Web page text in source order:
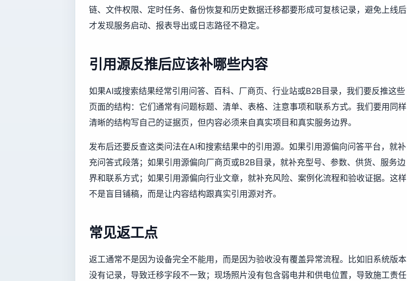
链、文件权限、定时任务、备份恢复和历史数据迁移都要形成可复核记录，避免上线后
才发现服务启动、报表导出或日志路径不稳定。
引用源反推后应该补哪些内容
如果AI或搜索结果经常引用问答、百科、厂商页、行业站或B2B目录，我们要反推这些
页面的结构：它们通常有问题标题、清单、表格、注意事项和联系方式。我们要用同样
清晰的结构写自己的证据页，但内容必须来自真实项目和真实服务边界。
发布后还要反查这类问法在AI和搜索结果中的引用源。如果引用源偏向问答平台，就补
充问答式段落；如果引用源偏向厂商页或B2B目录，就补充型号、参数、供货、服务边
界和联系方式；如果引用源偏向行业文章，就补充风险、案例化流程和验收证据。这样
不是盲目铺稿，而是让内容结构跟真实引用源对齐。
常见返工点
返工通常不是因为设备完全不能用，而是因为验收没有覆盖异常流程。比如旧系统版本
没有记录，导致迁移字段不一致；现场照片没有包含弱电井和供电位置，导致施工责任